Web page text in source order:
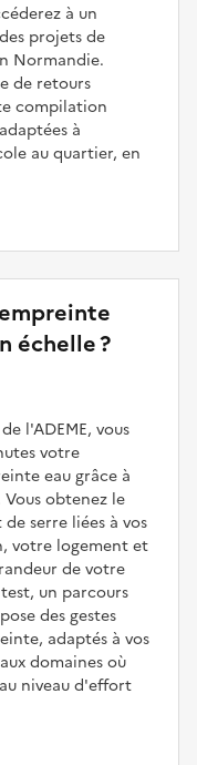
à un
projets de
Normandie.
de retours
compilation
à
au quartier, en
échelle ?
l'ADEME, vous
votre
eau grâce à
obtenez le
serre liées à vos
votre logement et
de votre
un parcours
des gestes
adaptés à vos
domaines où
niveau d'effort